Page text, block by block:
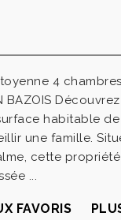
4 chambres
BAZOIS
habitable de
une famille.
cette
...
FAVORIS